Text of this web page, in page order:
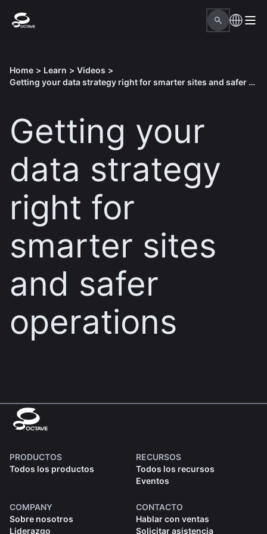
Home > Learn > Videos >
Getting your data strategy right for smarter sites and safer operations
Getting your
data strategy
right for
smarter sites
and safer
operations
PRODUCTOS
Todos los productos
RECURSOS
Todos los recursos
Eventos
COMPANY
Sobre nosotros
Liderazgo
CONTACTO
Hablar con ventas
Solicitar asistencia